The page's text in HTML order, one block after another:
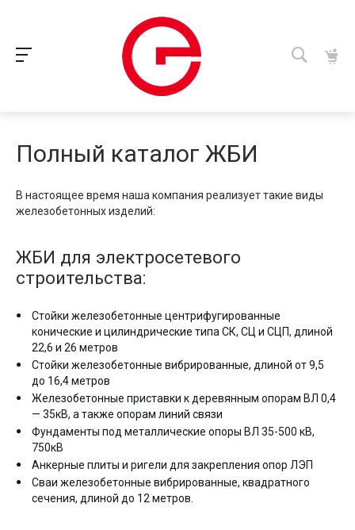
Полный каталог ЖБИ
В настоящее время наша компания реализует такие виды
железобетонных изделий:
ЖБИ для электросетевого
строительства:
Стойки железобетонные центрифугированные
конические и цилиндрические типа СК, СЦ и СЦП, длиной
22,6 и 26 метров
Стойки железобетонные вибрированные, длиной от 9,5
до 16,4 метров
Железобетонные приставки к деревянным опорам ВЛ 0,4
— 35кВ, а также опорам линий связи
Фундаменты под металлические опоры ВЛ 35-500 кВ,
750кВ
Анкерные плиты и ригели для закрепления опор ЛЭП
Сваи железобетонные вибрированные, квадратного
сечения, длиной до 12 метров.